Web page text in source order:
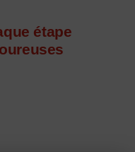
étape